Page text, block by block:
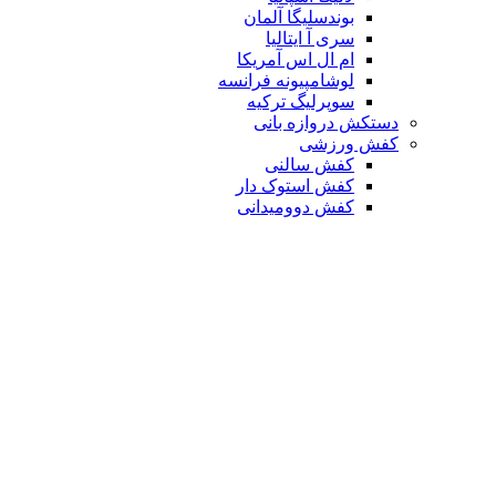
بوندسلیگا آلمان
سری آ ایتالیا
ام ال اس آمریکا
لوشامپیونه فرانسه
سوپرلیگ ترکیه
دستکش دروازه بانی
کفش ورزشی
کفش سالنی
کفش استوک دار
کفش دوومیدانی